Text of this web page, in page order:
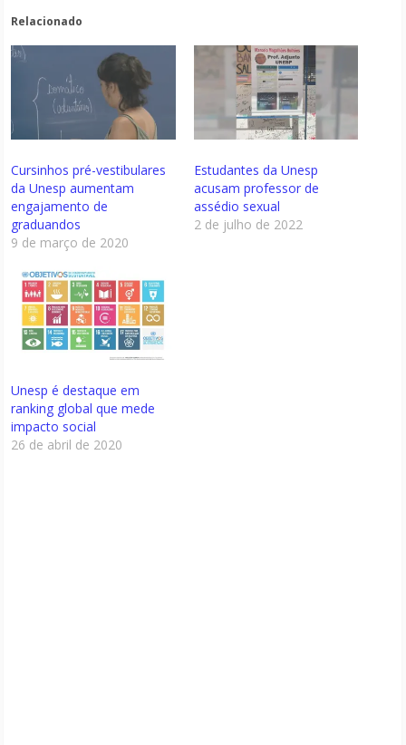
Relacionado
Cursinhos pré-vestibulares
da Unesp aumentam
engajamento de
graduandos
9 de março de 2020
Estudantes da Unesp
acusam professor de
assédio sexual
2 de julho de 2022
Unesp é destaque em
ranking global que mede
impacto social
26 de abril de 2020